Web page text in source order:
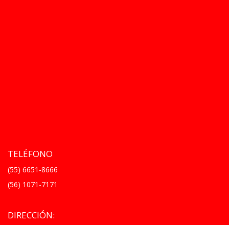
TELÉFONO
(55) 6651-8666
(56) 1071-7171
DIRECCIÓN: